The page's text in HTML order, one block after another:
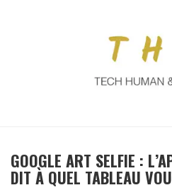
GOOGLE ART SELFIE :
DIT À QUEL TABLEAU